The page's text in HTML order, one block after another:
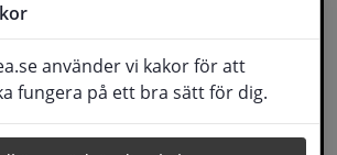
använder vi kakor för att
fungera på ett bra sätt för dig.
synpunkter, förslag och